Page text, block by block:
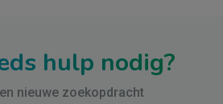
hulp nodig?
nieuwe zoekopdracht